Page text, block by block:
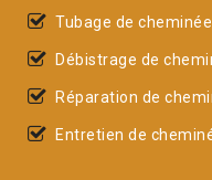
Tubage de
Débistrage de
Réparation de
Entretien de